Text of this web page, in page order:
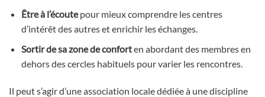
Être à l’écoutepour mieux comprendre les centres
d’intérêt des autres et enrichir les échanges.
Sortir de sa zone de conforten abordant des membres en
dehors des cercles habituels pour varier les rencontres.
Il peut s’agir d’une association locale dédiée à une discipline